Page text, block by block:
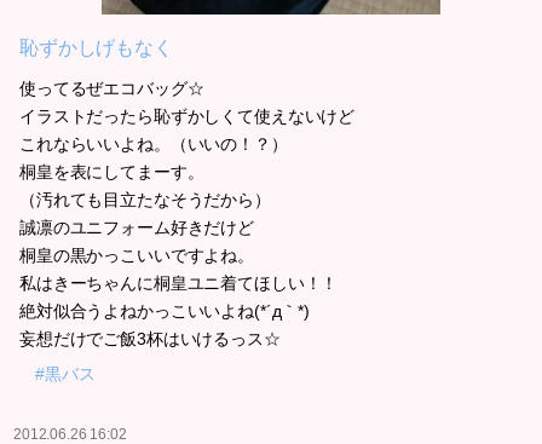
恥ずかしげもなく
使ってるぜエコバッグ☆
イラストだったら恥ずかしくて使えないけど
これならいいよね。（いいの！？）
桐皇を表にしてまーす。
（汚れても目立たなそうだから）
誠凛のユニフォーム好きだけど
桐皇の黒かっこいいですよね。
私はきーちゃんに桐皇ユニ着てほしい！！
絶対似合うよねかっこいいよね(*´д｀*)
妄想だけでご飯3杯はいけるっス☆
#黒バス
2012.06.26 16:02